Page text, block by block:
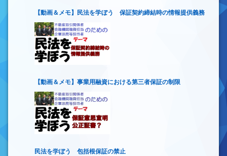
【動画＆メモ】民法を学ぼう 保証契約締結時の情報提供義務
【動画＆メモ】事業用融資における第三者保証の制限
民法を学ぼう 包括根保証の禁止